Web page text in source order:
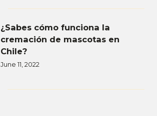
¿Sabes cómo funciona la
cremación de mascotas en
Chile?
June 11, 2022